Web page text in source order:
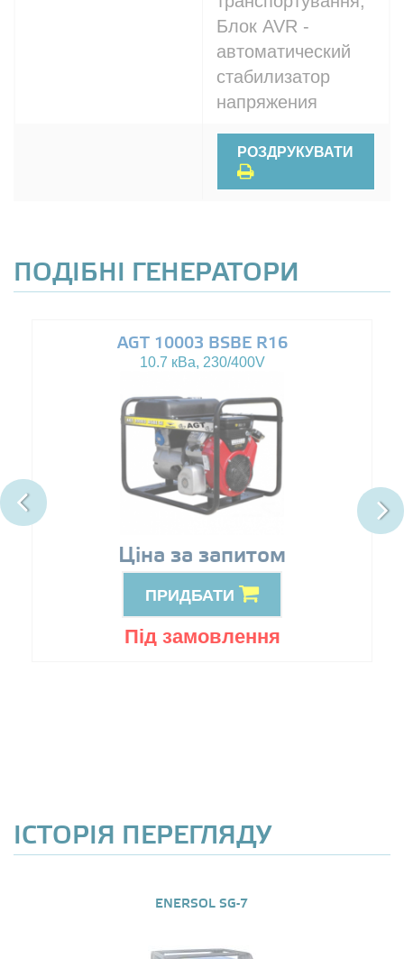
Блок AVR -
автоматический
стабилизатор
напряжения
РОЗДРУКУВАТИ
ПОДІБНІ ГЕНЕРАТОРИ
AGT 10003 BSBE R16
10.7 кВа, 230/400V
Ціна за запитом
ПРИДБАТИ
Під замовлення
ІСТОРІЯ ПЕРЕГЛЯДУ
ENERSOL SG-7